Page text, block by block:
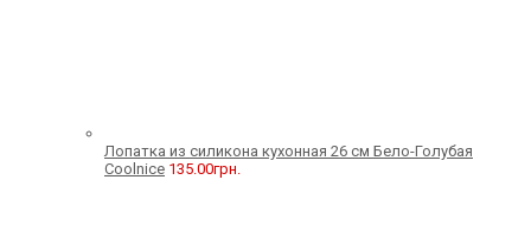
Лопатка из силикона кухонная 26 см Бело-Голубая
Coolnice 135.00грн.